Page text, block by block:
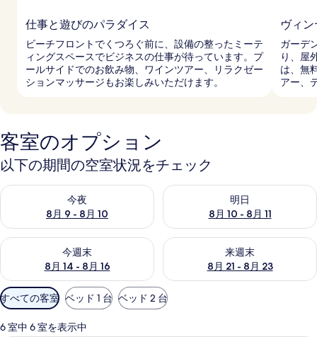
仕事と遊びのパラダイス
ビーチフロントでくつろぐ前に、設備の整ったミーテ
ィングスペースでビジネスの仕事が待っています。プ
ールサイドでのお飲み物、ワインツアー、リラクゼー
ションマッサージもお楽しみいただけます。
ヴィ
ガーデ
り、屋
は、無
アー、
客室のオプション
以下の期間の空室状況をチェック
今夜
8月 9 - 8月 10
今夜 8月 9 - 8月 10 の空室状況をチェック
明日
8月 10 - 8月 11
明日 8月 10 - 8月 11 の空室状
今週末
8月 14 - 8月 16
今週末 8月 14 - 8月 16 の空室状況をチェック
来週末
8月 21 - 8月 23
来週末 8月 21 - 8月 23 の空室
利
用
可
すべての客室 ベッド 1 台 ベッド 2 台
6 室中 6 室を表示中